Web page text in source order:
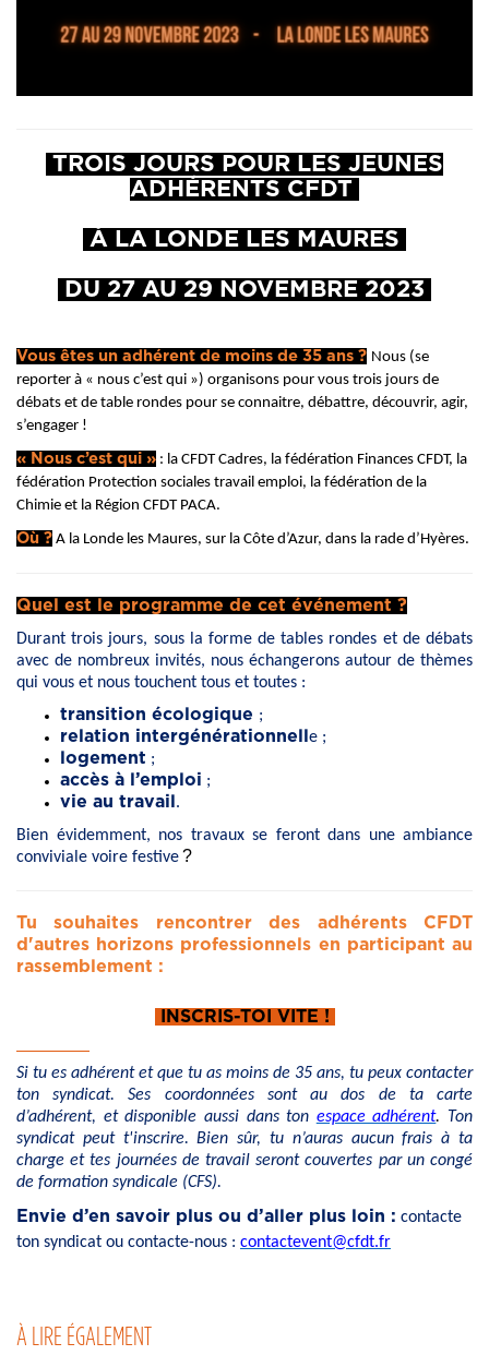
TROIS JOURS POUR LES JEUNES
ADHÉRENTS CFDT
À LA LONDE LES MAURES
DU 27 AU 29 NOVEMBRE 2023
Vous êtes un adhérent de moins de 35 ans ? Nous (se
reporter à « nous c’est qui ») organisons pour vous trois jours de
débats et de table rondes pour se connaitre, débattre, découvrir, agir,
s’engager !
« Nous c’est qui » : la CFDT Cadres, la fédération Finances CFDT, la
fédération Protection sociales travail emploi, la fédération de la
Chimie et la Région CFDT PACA.
Où ? A la Londe les Maures, sur la Côte d’Azur, dans la rade d’Hyères.
Quel est le programme de cet événement ?
Durant trois jours, sous la forme de tables rondes et de débats
avec de nombreux invités, nous échangerons autour de thèmes
qui vous et nous touchent tous et toutes :
transition écologique ;
relation intergénérationnell e ;
logement ;
accès à l’emploi ;
vie au travail .
Bien évidemment, nos travaux se feront dans une ambiance
conviviale voire festive?
Tu souhaites rencontrer des adhérents CFDT
d'autres horizons professionnels en participant au
rassemblement :
INSCRIS-TOI VITE !
Si tu es adhérent et que tu as moins de 35 ans, tu peux contacter
ton syndicat. Ses coordonnées sont au dos de ta carte
d’adhérent, et disponible aussi dans ton espace adhérent. Ton
syndicat peut t'inscrire. Bien sûr, tu n’auras aucun frais à ta
charge et tes journées de travail seront couvertes par un congé
de formation syndicale (CFS).
Envie d’en savoir plus ou d’aller plus loin : contacte
ton syndicat ou contacte-nous : contactevent@cfdt.fr
À LIRE ÉGALEMENT